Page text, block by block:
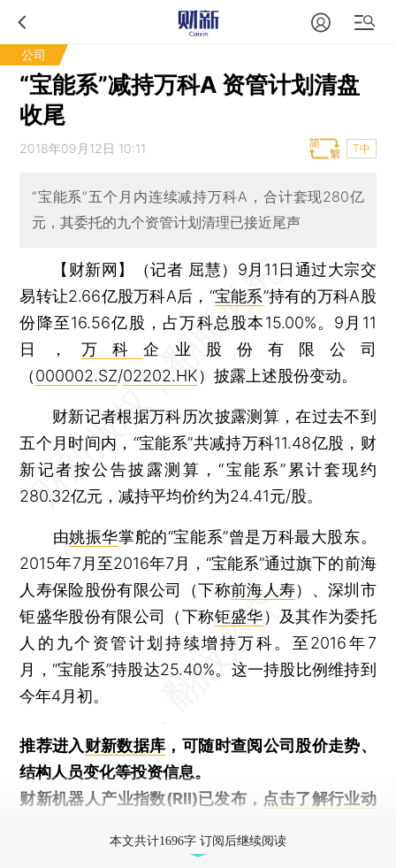
公司
“宝能系”减持万科A 资管计划清盘
收尾
2018年09月12日 10:11 T中
“宝能系”五个月内连续减持万科A，合计套现280亿
元，其委托的九个资管计划清理已接近尾声
【财新网】（记者 屈慧） 9月11日通过大宗交
易转让2.66亿股万科A后，“宝能系”持有的万科A股
份降至16.56亿股，占万科总股本15.00%。9月11
日，万科企业股份有限公司
（000002.SZ/02202.HK）披露上述股份变动。
财新记者根据万科历次披露测算，在过去不到
五个月时间内，“宝能系”共减持万科11.48亿股，财
新记者按公告披露测算，“宝能系”累计套现约
280.32亿元，减持平均价约为24.41元/股。
由姚振华掌舵的“宝能系”曾是万科最大股东。
2015年7月至2016年7月，“宝能系”通过旗下的前海
人寿保险股份有限公司（下称前海人寿）、深圳市
钜盛华股份有限公司（下称钜盛华）及其作为委托
人的九个资管计划持续增持万科。至2016年7
月，“宝能系”持股达25.40%。这一持股比例维持到
今年4月初。
推荐进入财新数据库 ，可随时查阅公司股价走势、
结构人员变化等投资信息。
财新机器人产业指数(RII)已发布， 点击了解行业动
本文共计1696字 订阅后继续阅读